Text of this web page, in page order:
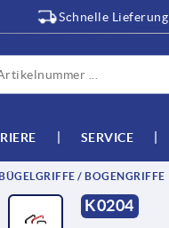
Schnelle Lieferung
SERVICE
BÜGELGRIFFE / BOGENGRIFFE
K0204